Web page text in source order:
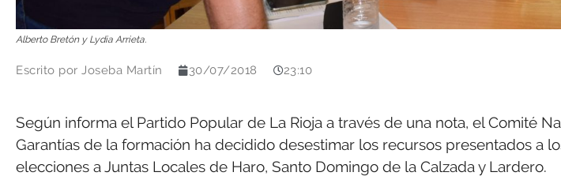
Alberto Bretón y Lydia Arrieta.
Escrito por Joseba Martín 30/07/2018 23:10
Según informa el Partido Popular de La Rioja a través de una nota, el Comité
Garantías de la formación ha decidido desestimar los recursos presentados a
elecciones a Juntas Locales de Haro, Santo Domingo de la Calzada y Lardero.